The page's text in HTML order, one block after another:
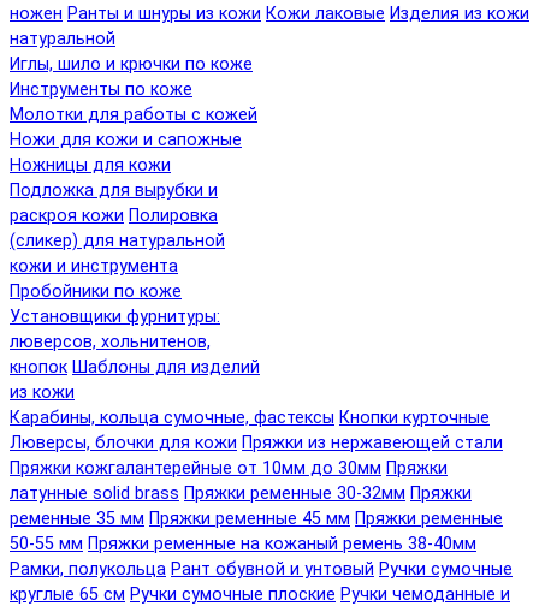
ножен Ранты и шнуры из кожи Кожи лаковые Изделия из кожи
натуральной
Иглы, шило и крючки по коже
Инструменты по коже
Молотки для работы с кожей
Ножи для кожи и сапожные
Ножницы для кожи
Подложка для вырубки и
раскроя кожи Полировка
(сликер) для натуральной
кожи и инструмента
Пробойники по коже
Установщики фурнитуры:
люверсов, хольнитенов,
кнопок Шаблоны для изделий
из кожи
Карабины, кольца сумочные, фастексы Кнопки курточные
Люверсы, блочки для кожи Пряжки из нержавеющей стали
Пряжки кожгалантерейные от 10мм до 30мм Пряжки
латунные solid brass Пряжки ременные 30-32мм Пряжки
ременные 35 мм Пряжки ременные 45 мм Пряжки ременные
50-55 мм Пряжки ременные на кожаный ремень 38-40мм
Рамки, полукольца Рант обувной и унтовый Ручки сумочные
круглые 65 см Ручки сумочные плоские Ручки чемоданные и